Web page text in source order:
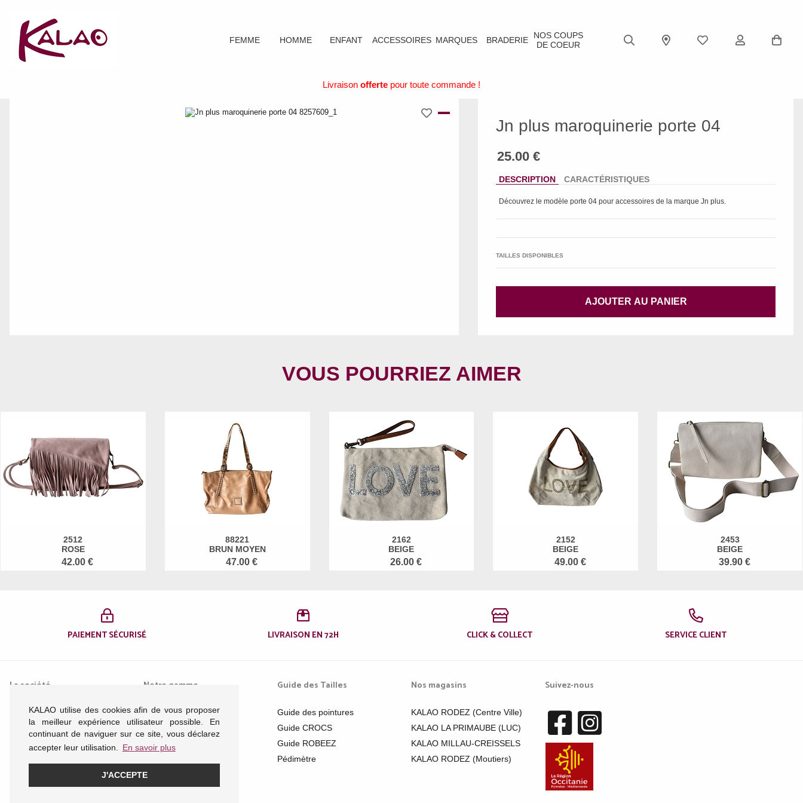
KALAO utilise des cookies afin de vous proposer
la meilleur expérience utilisateur possible. En
continuant de naviguer sur ce site, vous déclarez
accepter leur utilisation.
En savoir plus
J'ACCEPTE
FEMME HOMME ENFANT ACCESSOIRES MARQUES BRADERIE
NOS COUPS
DE COEUR
Livraison offerte pour toute commande !
Jn plus maroquinerie porte 04
DESCRIPTION CARACTÉRISTIQUES
Découvrez le modèle porte 04 pour accessoires de la marque Jn plus.
TAILLES DISPONIBLES
AJOUTER AU PANIER
VOUS POURRIEZ AIMER
2512
ROSE
42.00 €
88221
BRUN MOYEN
47.00 €
2162
BEIGE
26.00 €
2152
BEIGE
49.00 €
2453
BEIGE
39.90 €
PAIEMENT SÉCURISÉ LIVRAISON EN 72H CLICK & COLLECT SERVICE CLIENT
La société
Mentions légales
Conditions générales de
Politique de confidentialité
Notre gamme
Femme
Homme
Enfant
Guide des Tailles
Guide des pointures
Guide CROCS
Guide ROBEEZ
Pédimètre
Nos magasins
KALAO RODEZ (Centre Ville)
KALAO LA PRIMAUBE (LUC)
KALAO MILLAU-CREISSELS
KALAO RODEZ (Moutiers)
Suivez-nous